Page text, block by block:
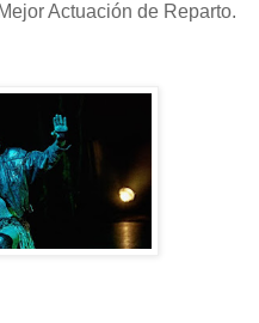
Actuación de Reparto.